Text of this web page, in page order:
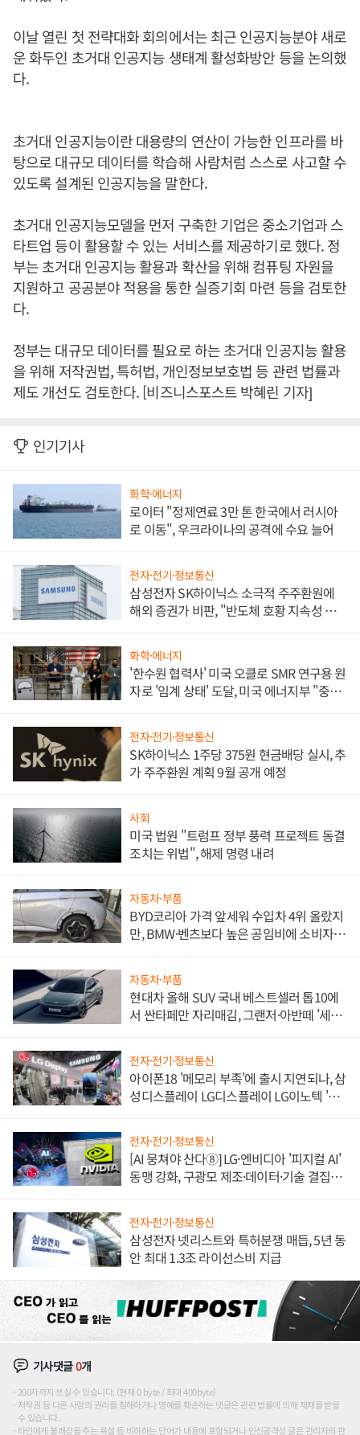
이날 열린 첫 전략대화 회의에서는 최근 인공지능분야 새로
운 화두인 초거대 인공지능 생태계 활성화방안 등을 논의했
다.
초거대 인공지능이란 대용량의 연산이 가능한 인프라를 바
탕으로 대규모 데이터를 학습해 사람처럼 스스로 사고할 수
있도록 설계된 인공지능을 말한다.
초거대 인공지능모델을 먼저 구축한 기업은 중소기업과 스
타트업 등이 활용할 수 있는 서비스를 제공하기로 했다. 정
부는 초거대 인공지능 활용과 확산을 위해 컴퓨팅 자원을
지원하고 공공분야 적용을 통한 실증기회 마련 등을 검토한
다.
정부는 대규모 데이터를 필요로 하는 초거대 인공지능 활용
을 위해 저작권법, 특허법, 개인정보보호법 등 관련 법률과
제도 개선도 검토한다. [비즈니스포스트 박혜린 기자]
인기기사
화학·에너지
로이터 "정제연료 3만 톤 한국에서 러시아
로 이동", 우크라이나의 공격에 수요 늘어
전자·전기·정보통신
삼성전자 SK하이닉스 소극적 주주환원에
해외 증권가 비판, "반도체 호황 지속성 의
화학·에너지
'한수원 협력사' 미국 오클로 SMR 연구용 원
자로 '임계 상태' 도달, 미국 에너지부 "중요
전자·전기·정보통신
SK하이닉스 1주당 375원 현금배당 실시, 추
가 주주환원 계획 9월 공개 예정
사회
미국 법원 "트럼프 정부 풍력 프로젝트 동결
조치는 위법", 해제 명령 내려
자동차·부품
BYD코리아 가격 앞세워 수입차 4위 올랐지
만, BMW·벤츠보다 높은 공임비에 소비자
자동차·부품
현대차 올해 SUV 국내 베스트셀러 톱10에
서 싼타페만 자리매김, 그랜저·아반떼 '세단
전자·전기·정보통신
아이폰18 '메모리 부족'에 출시 지연되나, 삼
성디스플레이 LG디스플레이 LG이노텍 '탈
전자·전기·정보통신
[AI 뭉쳐야 산다⑧] LG·엔비디아 '피지컬 AI'
동맹 강화, 구광모 제조·데이터·기술 결집
전자·전기·정보통신
삼성전자 넷리스트와 특허분쟁 매듭, 5년 동
안 최대 1.3조 라이선스비 지급
기사댓글0개
200자까지 쓰실 수 있습니다. (현재 0 byte / 최대 400byte)
저작권 등 다른 사람의 권리를 침해하거나 명예를 훼손하는 댓글은 관련 법률에 의해 제재를 받을
수 있습니다.
타인에게 불쾌감을 주는 욕설 등 비하하는 단어가 내용에 포함되거나 인신공격성 글은 관리자의 판